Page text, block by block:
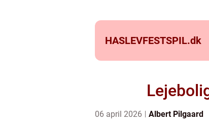
HASLEVFESTSPIL.dk
06 april 2026 Albert Pilgaard